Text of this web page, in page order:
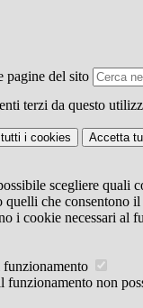
pagine del sito
terzi da questo
i cookies Accetta
scegliere quali
quelli che consentono
i cookie necessari al
funzionamento
funzionamento non